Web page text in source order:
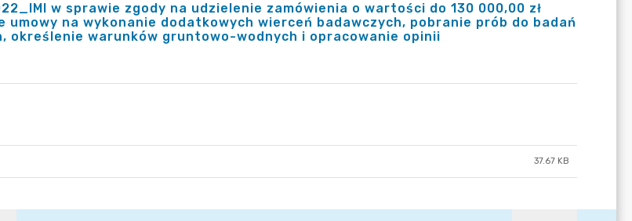
w sprawie zgody na udzielenie zamówienia o wartości do 130 000,00 zł
umowy na wykonanie dodatkowych wierceń badawczych, pobranie prób do badań
określenie warunków gruntowo-wodnych i opracowanie opinii
37.67 KB